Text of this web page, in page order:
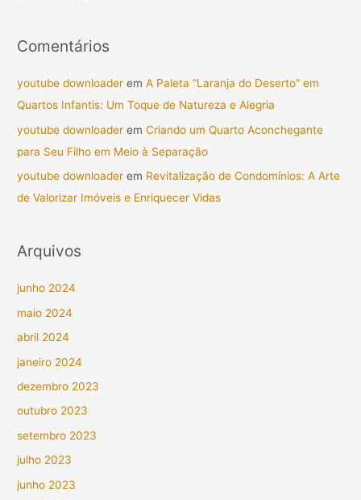
Comentários
youtube downloader emA Paleta “Laranja do Deserto” em
Quartos Infantis: Um Toque de Natureza e Alegria
youtube downloader emCriando um Quarto Aconchegante
para Seu Filho em Meio à Separação
youtube downloader em Revitalização de Condomínios: A Arte
de Valorizar Imóveis e Enriquecer Vidas
Arquivos
junho 2024
maio 2024
abril 2024
janeiro 2024
dezembro 2023
outubro 2023
setembro 2023
julho 2023
junho 2023